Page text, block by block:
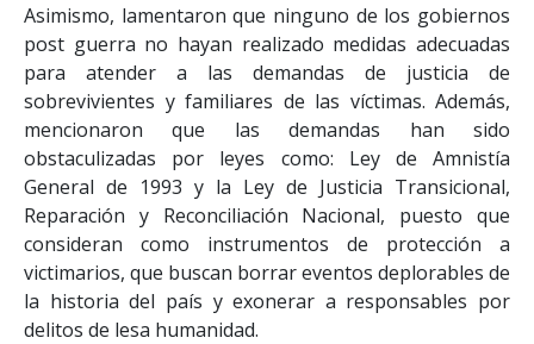
Asimismo, lamentaron que ninguno de los gobiernos
post guerra no hayan realizado medidas adecuadas
para atender a las demandas de justicia de
sobrevivientes y familiares de las víctimas. Además,
mencionaron que las demandas han sido
obstaculizadas por leyes como: Ley de Amnistía
General de 1993 y la Ley de Justicia Transicional,
Reparación y Reconciliación Nacional, puesto que
consideran como instrumentos de protección a
victimarios, que buscan borrar eventos deplorables de
la historia del país y exonerar a responsables por
delitos de lesa humanidad.